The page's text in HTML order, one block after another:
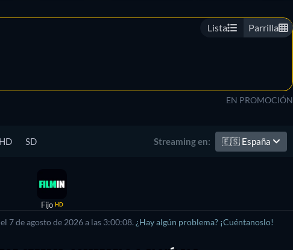
Lista Parrilla
EN PROMOCIÓN
HD SD Streaming en: 🇪🇸 España
Fijo HD
7 de agosto de 2026 a las 3:00:08. ¿Hay algún problema? ¡Cuéntanoslo!